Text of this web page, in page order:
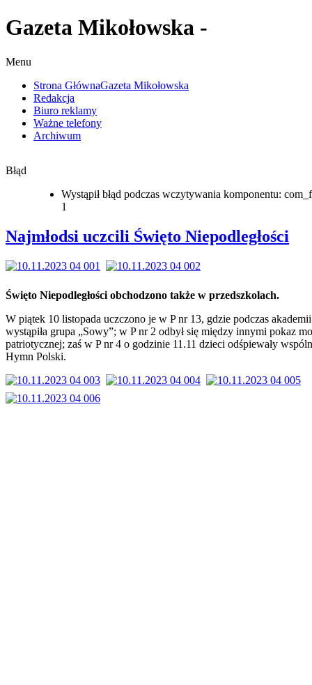
Gazeta Mikołowska -
Menu
Strona GłównaGazeta Mikołowska
Redakcja
Biuro reklamy
Ważne telefony
Archiwum
Błąd
Wystąpił błąd podczas wczytywania komponentu:
1
Najmłodsi uczcili Święto Niepodległości
Święto Niepodległości obchodzono także w przedszkolach.
W piątek 10 listopada uczczono je w P nr 13, gdzie podczas akademii
wystąpiła grupa „Sowy”; w P nr 2 odbył się między innymi pokaz
patriotycznej; zaś w P nr 4 o godzinie 11.11 dzieci odśpiewały
Hymn Polski.